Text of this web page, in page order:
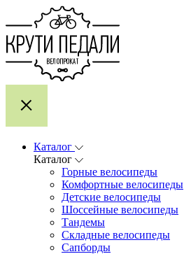
Каталог
Каталог
Горные велосипеды
Комфортные велосипеды
Детские велосипеды
Шоссейные велосипеды
Тандемы
Складные велосипеды
Сапборды